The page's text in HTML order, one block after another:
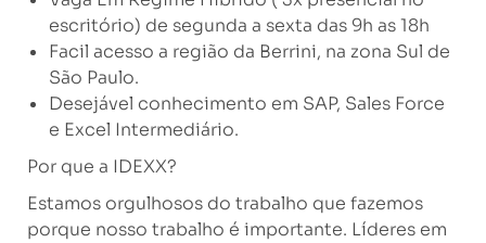
escritório) de segunda a sexta das 9h as 18h
Facil acesso a região da Berrini, na zona Sul de
São Paulo.
Desejável conhecimento em SAP, Sales Force
e Excel Intermediário.
Por que a IDEXX?
Estamos orgulhosos do trabalho que fazemos
porque nosso trabalho é importante. Líderes em